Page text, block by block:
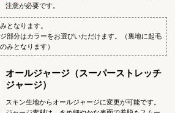
注意が必要です。
となります。
部分はカラーをお選びいただけます。（裏地に起毛
みとなります）
オールジャージ（スーパーストレッチ
ジャージ）
スキン生地からオールジャージに変更が可能です。